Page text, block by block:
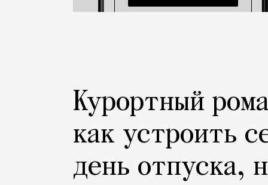
Курортный
как устроить
день отпуска,